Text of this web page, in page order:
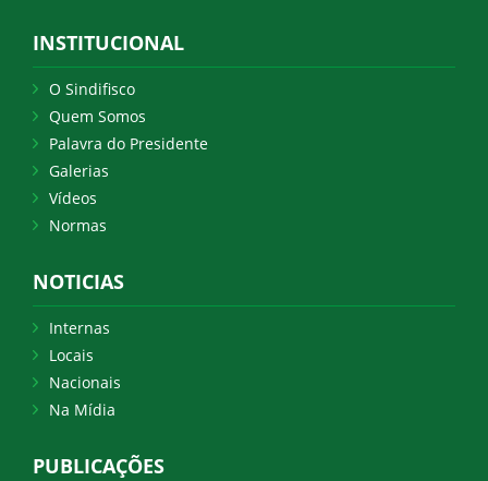
INSTITUCIONAL
O Sindifisco
Quem Somos
Palavra do Presidente
Galerias
Vídeos
Normas
NOTICIAS
Internas
Locais
Nacionais
Na Mídia
PUBLICAÇÕES